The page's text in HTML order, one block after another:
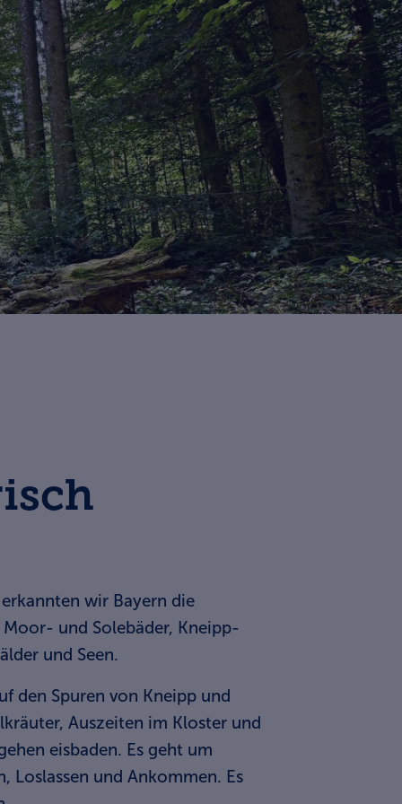
wir Bayern die
und Solebäder, Kneipp-
und Seen.
den Spuren von Kneipp und
Auszeiten im Kloster und
eisbaden. Es geht um
Loslassen und Ankommen. Es